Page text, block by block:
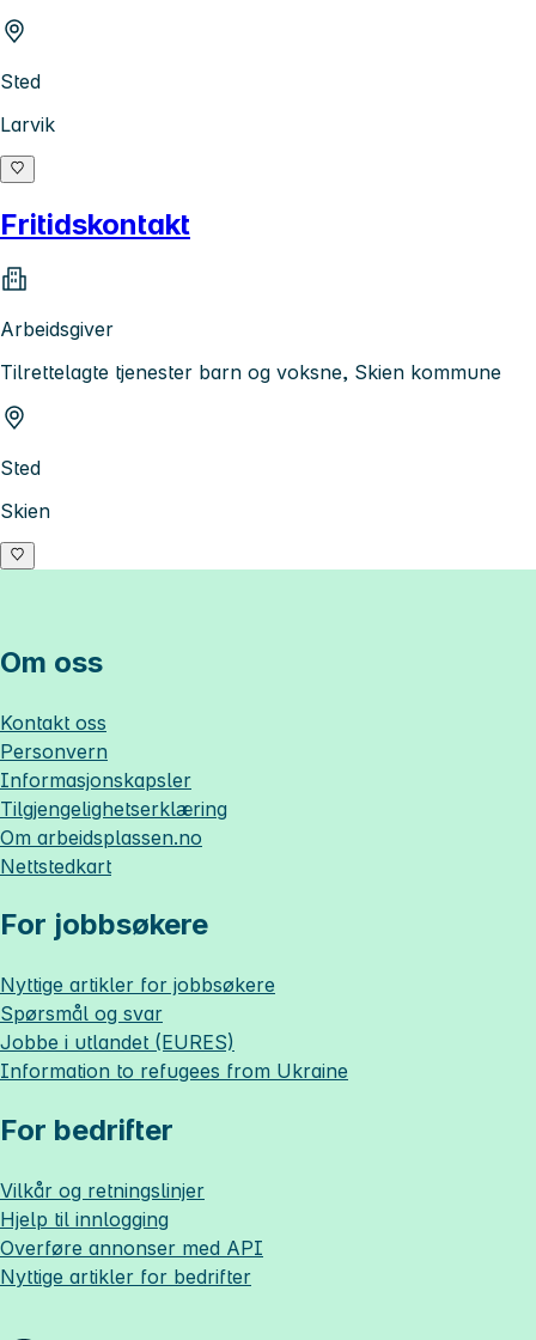
Sted
Larvik
Fritidskontakt
Arbeidsgiver
Tilrettelagte tjenester barn og voksne, Skien kommune
Sted
Skien
Om oss
Kontakt oss
Personvern
Informasjonskapsler
Tilgjengelighetserklæring
Om arbeidsplassen.no
Nettstedkart
For jobbsøkere
Nyttige artikler for jobbsøkere
Spørsmål og svar
Jobbe i utlandet (EURES)
Information to refugees from Ukraine
For bedrifter
Vilkår og retningslinjer
Hjelp til innlogging
Overføre annonser med API
Nyttige artikler for bedrifter